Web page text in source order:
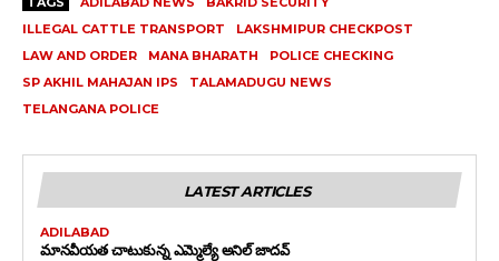
ILLEGAL CATTLE TRANSPORT
LAKSHMIPUR CHECKPOST
LAW AND ORDER
MANA BHARATH
POLICE CHECKING
SP AKHIL MAHAJAN IPS
TALAMADUGU NEWS
TELANGANA POLICE
LATEST ARTICLES
ADILABAD
మానవీయత చాటుకున్న ఎమ్మెల్యే అనిల్ జాదవ్